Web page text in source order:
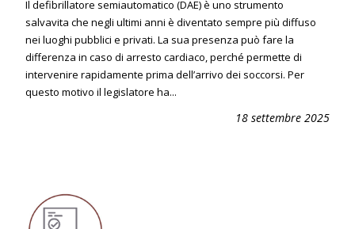
Il defibrillatore semiautomatico (DAE) è uno strumento
salvavita che negli ultimi anni è diventato sempre più diffuso
nei luoghi pubblici e privati. La sua presenza può fare la
differenza in caso di arresto cardiaco, perché permette di
intervenire rapidamente prima dell’arrivo dei soccorsi. Per
questo motivo il legislatore ha...
18 settembre 2025